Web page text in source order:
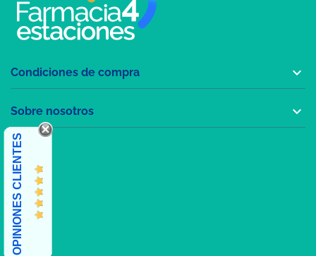
Condiciones de compra 
Sobre nosotros 
OPINIONES CLIENTES